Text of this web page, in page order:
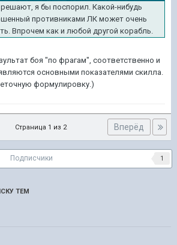
решают, я бы поспорил. Какой-нибудь
противниками ЛК может очень
Впрочем как и любой другой корабль.
боя "по фрагам", соответственно и
основными показателями скилла.
формулировку.)
Вперёд
Страница 1 из 2
Подписчики 1
ТЕМ